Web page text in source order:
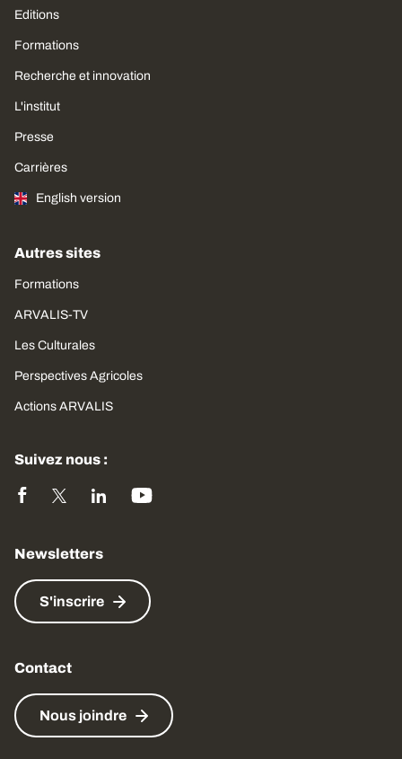
Editions
Formations
Recherche et innovation
L'institut
Presse
Carrières
English version
Autres sites
Formations
ARVALIS-TV
Les Culturales
Perspectives Agricoles
Actions ARVALIS
Suivez nous :
Newsletters
S'inscrire
Contact
Nous joindre